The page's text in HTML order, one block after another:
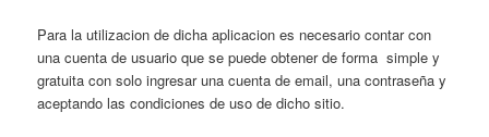
Para la utilizacion de dicha aplicacion es necesario contar con
una cuenta de usuario que se puede obtener de forma simple y
gratuita con solo ingresar una cuenta de email, una contraseña y
aceptando las condiciones de uso de dicho sitio.